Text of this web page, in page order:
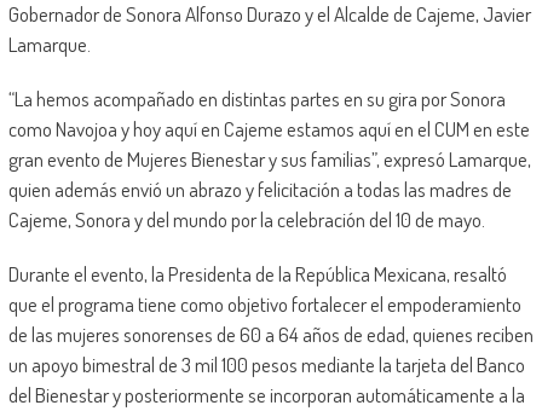
Gobernador de Sonora Alfonso Durazo y el Alcalde de Cajeme, Javier
Lamarque.
“La hemos acompañado en distintas partes en su gira por Sonora
como Navojoa y hoy aquí en Cajeme estamos aquí en el CUM en este
gran evento de Mujeres Bienestar y sus familias”, expresó Lamarque,
quien además envió un abrazo y felicitación a todas las madres de
Cajeme, Sonora y del mundo por la celebración del 10 de mayo.
Durante el evento, la Presidenta de la República Mexicana, resaltó
que el programa tiene como objetivo fortalecer el empoderamiento
de las mujeres sonorenses de 60 a 64 años de edad, quienes reciben
un apoyo bimestral de 3 mil 100 pesos mediante la tarjeta del Banco
del Bienestar y posteriormente se incorporan automáticamente a la